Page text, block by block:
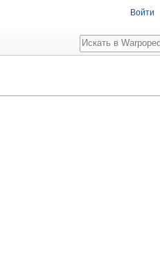
Войти
Поиск